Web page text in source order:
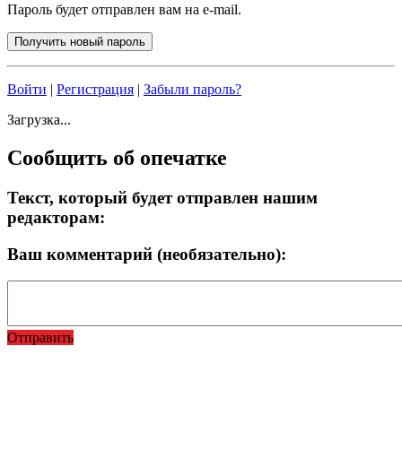
Пароль будет отправлен вам на e-mail.
Войти | Регистрация | Забыли пароль?
Загрузка...
Сообщить об опечатке
Текст, который будет отправлен нашим
редакторам:
Ваш комментарий (необязательно):
Отправить